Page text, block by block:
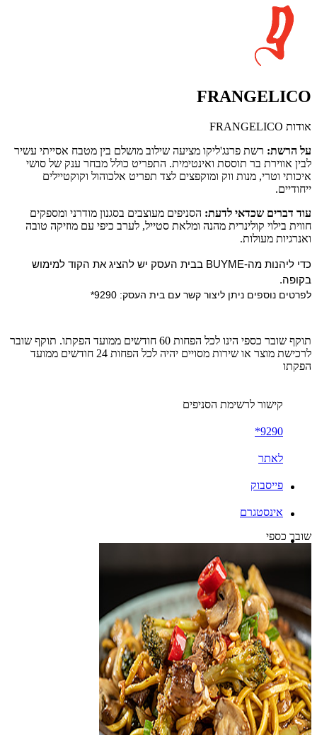
FRANGELICO
אודות FRANGELICO
על הרשת: רשת פרנג'ליקו מציעה שילוב מושלם בין מטבח אסייתי עשיר
לבין אווירת בר תוססת ואינטימית. התפריט כולל מבחר ענק של סושי
איכותי וטרי, מנות ווק ומוקפצים לצד תפריט אלכוהול וקוקטיילים
ייחודיים.
עוד דברים שכדאי לדעת: הסניפים מעוצבים בסגנון מודרני ומספקים
חווית בילוי קולינרית מהנה ומלאת סטייל, לערב כיפי עם מוזיקה טובה
ואנרגיות מעולות.
כדי ליהנות מה-BUYME בבית העסק יש להציג את הקוד למימוש
בקופה.
לפרטים נוספים ניתן ליצור קשר עם בית העסק: 9290*
תוקף שובר כספי הינו לכל הפחות 60 חודשים ממועד הפקתו. תוקף שובר
לרכישת מוצר או שירות מסויים יהיה לכל הפחות 24 חודשים ממועד
הפקתו
קישור לרשימת הסניפים
9290*
לאתר
פייסבוק
אינסטגרם
שובר כספי